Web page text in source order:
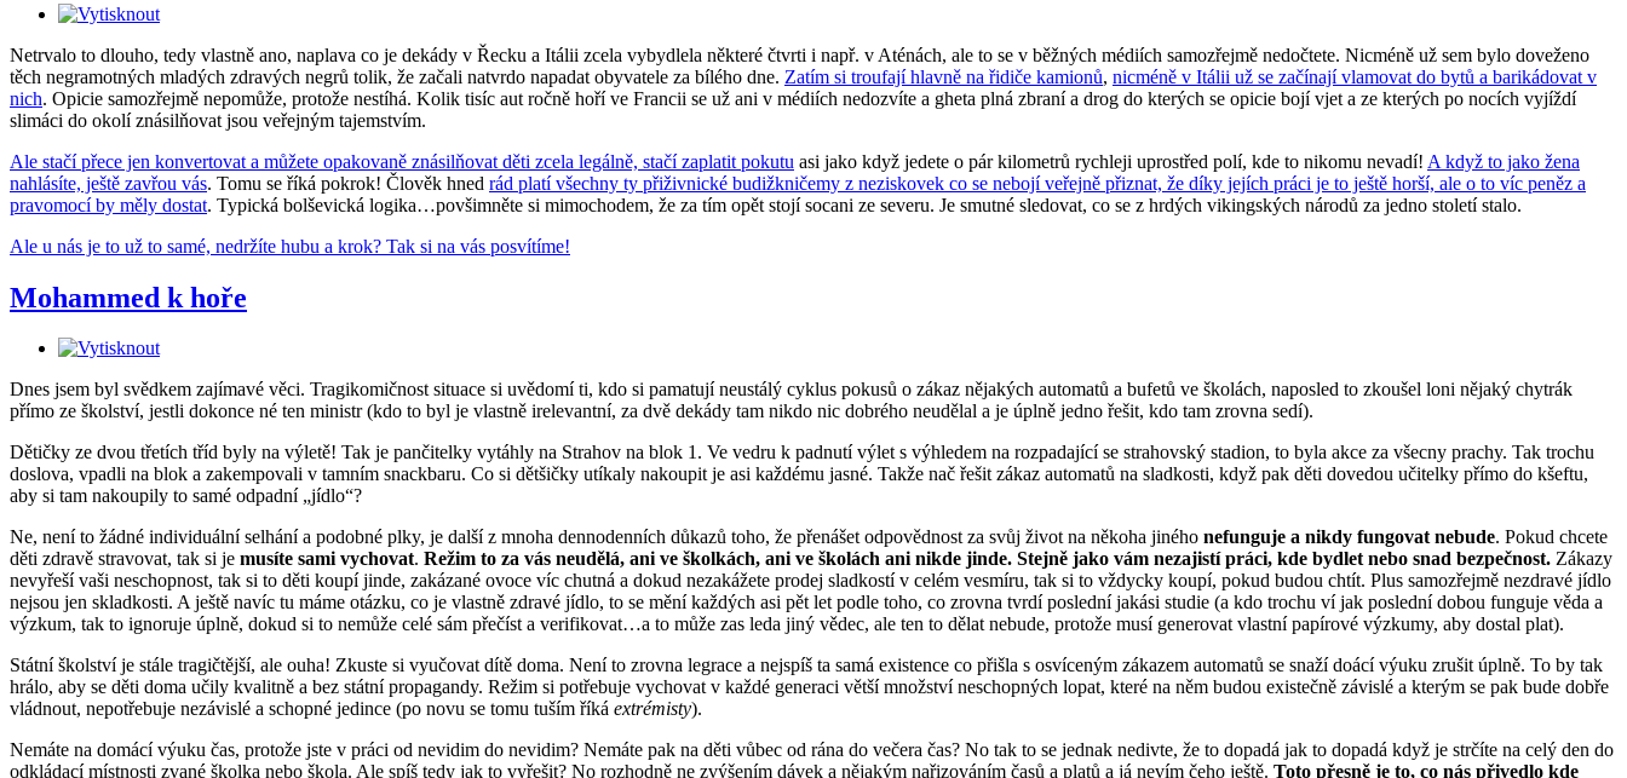
Netrvalo to dlouho, tedy vlastně ano, naplava co je dekády v Řecku a Itálii zcela vybydlela některé čtvrti i např. v Aténách, ale to se v běžných médiích samozřejmě nedočtete. Nicméně už sem bylo doveženo
těch negramotných mladých zdravých negrů tolik, že začali natvrdo napadat obyvatele za bílého dne. Zatím si troufají hlavně na řidiče kamionů, nicméně v Itálii už se začínají vlamovat do bytů a barikádovat v
nich. Opicie samozřejmě nepomůže, protože nestíhá. Kolik tisíc aut ročně hoří ve Francii se už ani v médiích nedozvíte a gheta plná zbraní a drog do kterých se opicie bojí vjet a ze kterých po nocích vyjíždí
slimáci do okolí znásilňovat jsou veřejným tajemstvím.
Ale stačí přece jen konvertovat a můžete opakovaně znásilňovat děti zcela legálně, stačí zaplatit pokutu asi jako když jedete o pár kilometrů rychleji uprostřed polí, kde to nikomu nevadí! A když to jako žena
nahlásíte, ještě zavřou vás. Tomu se říká pokrok! Člověk hned rád platí všechny ty přiživnické budižkničemy z neziskovek co se nebojí veřejně přiznat, že díky jejích práci je to ještě horší, ale o to víc peněz a
pravomocí by měly dostat. Typická bolševická logika…povšimněte si mimochodem, že za tím opět stojí socani ze severu. Je smutné sledovat, co se z hrdých vikingských národů za jedno století stalo.
Ale u nás je to už to samé, nedržíte hubu a krok? Tak si na vás posvítíme!
Mohammed k hoře
Dnes jsem byl svědkem zajímavé věci. Tragikomičnost situace si uvědomí ti, kdo si pamatují neustálý cyklus pokusů o zákaz nějakých automatů a bufetů ve školách, naposled to zkoušel loni nějaký chytrák
přímo ze školství, jestli dokonce né ten ministr (kdo to byl je vlastně irelevantní, za dvě dekády tam nikdo nic dobrého neudělal a je úplně jedno řešit, kdo tam zrovna sedí).
Dětičky ze dvou třetích tříd byly na výletě! Tak je pančitelky vytáhly na Strahov na blok 1. Ve vedru k padnutí výlet s výhledem na rozpadající se strahovský stadion, to byla akce za všecny prachy. Tak trochu
doslova, vpadli na blok a zakempovali v tamním snackbaru. Co si dětšičky utíkaly nakoupit je asi každému jasné. Takže nač řešit zákaz automatů na sladkosti, když pak děti dovedou učitelky přímo do kšeftu,
aby si tam nakoupily to samé odpadní „jídlo“?
Ne, není to žádné individuální selhání a podobné plky, je další z mnoha dennodenních důkazů toho, že přenášet odpovědnost za svůj život na někoha jiného nefunguje a nikdy fungovat nebude. Pokud chcete
děti zdravě stravovat, tak si je musíte sami vychovat. Režim to za vás neudělá, ani ve školkách, ani ve školách ani nikde jinde. Stejně jako vám nezajistí práci, kde bydlet nebo snad bezpečnost. Zákazy
nevyřeší vaši neschopnost, tak si to děti koupí jinde, zakázané ovoce víc chutná a dokud nezakážete prodej sladkostí v celém vesmíru, tak si to vždycky koupí, pokud budou chtít. Plus samozřejmě nezdravé jídlo
nejsou jen skladkosti. A ještě navíc tu máme otázku, co je vlastně zdravé jídlo, to se mění každých asi pět let podle toho, co zrovna tvrdí poslední jakási studie (a kdo trochu ví jak poslední dobou funguje věda a
výzkum, tak to ignoruje úplně, dokud si to nemůže celé sám přečíst a verifikovat…a to může zas leda jiný vědec, ale ten to dělat nebude, protože musí generovat vlastní papírové výzkumy, aby dostal plat).
Státní školství je stále tragičtější, ale ouha! Zkuste si vyučovat dítě doma. Není to zrovna legrace a nejspíš ta samá existence co přišla s osvíceným zákazem automatů se snaží doácí výuku zrušit úplně. To by tak
hrálo, aby se děti doma učily kvalitně a bez státní propagandy. Režim si potřebuje vychovat v každé generaci větší množství neschopných lopat, které na něm budou existečně závislé a kterým se pak bude dobře
vládnout, nepotřebuje nezávislé a schopné jedince (po novu se tomu tuším říká extrémisty).
Nemáte na domácí výuku čas, protože jste v práci od nevidim do nevidim? Nemáte pak na děti vůbec od rána do večera čas? No tak to se jednak nedivte, že to dopadá jak to dopadá když je strčíte na celý den do
odkládací místnosti zvané školka nebo škola. Ale spíš tedy jak to vyřešit? No rozhodně ne zvýšením dávek a nějakým nařizováním časů a platů a já nevím čeho ještě. Toto přesně je to, co nás přivedlo kde